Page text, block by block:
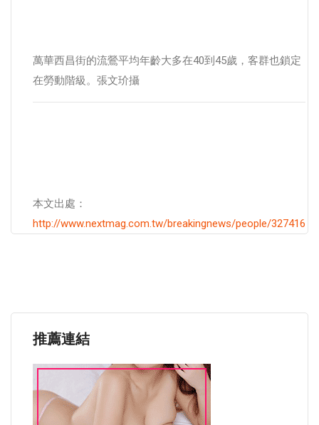
萬華西昌街的流鶯平均年齡大多在40到45歲，客群也鎖定
在勞動階級。張文玠攝
本文出處：
http://www.nextmag.com.tw/breakingnews/people/327416
推薦連結